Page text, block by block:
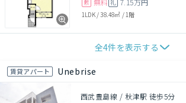
敷 礼
1LDK/38.48㎡ / 1階
全4件を表示する
賃貸アパート Unebrise
西武豊島線 / 秋津駅 徒歩5分